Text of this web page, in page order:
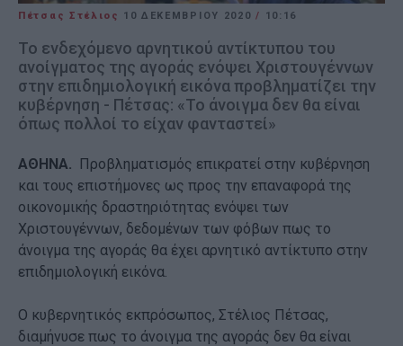
Πέτσας Στέλιος 10 ΔΕΚΕΜΒΡΊΟΥ 2020/ 10:16
Το ενδεχόμενο αρνητικού αντίκτυπου του
ανοίγματος της αγοράς ενόψει Χριστουγέννων
στην επιδημιολογική εικόνα προβληματίζει την
κυβέρνηση - Πέτσας: «Το άνοιγμα δεν θα είναι
όπως πολλοί το είχαν φανταστεί»
ΑΘΗΝΑ. Προβληματισμός επικρατεί στην κυβέρνηση
και τους επιστήμονες ως προς την επαναφορά της
οικονομικής δραστηριότητας ενόψει των
Χριστουγέννων, δεδομένων των φόβων πως το
άνοιγμα της αγοράς θα έχει αρνητικό αντίκτυπο στην
επιδημιολογική εικόνα.
Ο κυβερνητικός εκπρόσωπος, Στέλιος Πέτσας,
διαμήνυσε πως το άνοιγμα της αγοράς δεν θα είναι